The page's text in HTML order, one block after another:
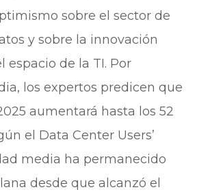
sobre el sector de
y sobre la innovación
espacio de la TI. Por
los expertos predicen que
aumentará hasta los 52
el Data Center Users’
media ha permanecido
desde que alcanzó el